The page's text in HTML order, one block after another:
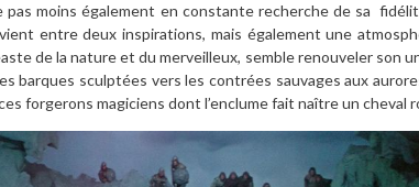
pas moins également en constante recherche de sa
entre deux inspirations, mais également une
de la nature et du merveilleux, semble renouveler son
barques sculptées vers les contrées sauvages aux
forgerons magiciens dont l’enclume fait naître un cheval